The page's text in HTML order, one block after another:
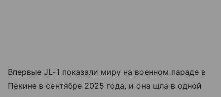
Впервые JL-1 показали миру на военном параде в
Пекине в сентябре 2025 года, и она шла в одной